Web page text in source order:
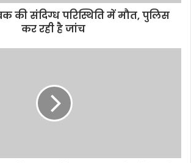
की संदिग्ध परिस्थिति में मौत, पुलिस
कर रही है जांच